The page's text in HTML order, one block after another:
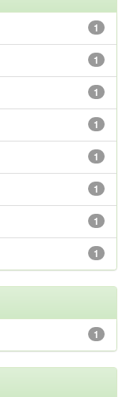
1
1
1
1
1
1
1
1
1